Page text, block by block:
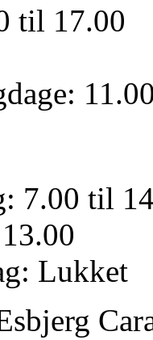
til 17.00
7.00 til
Lukket